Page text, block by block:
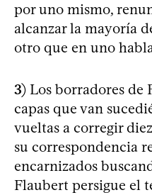
por uno mismo,
alcanzar la mayoría
otro que en uno
3) Los borradores de
capas que van
vueltas a corregir
su correspondencia
encarnizados
Flaubert persigue el